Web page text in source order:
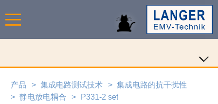
产品 集成电路测试技术
集成电路的抗干扰性
静电放电耦合
P331-2 set